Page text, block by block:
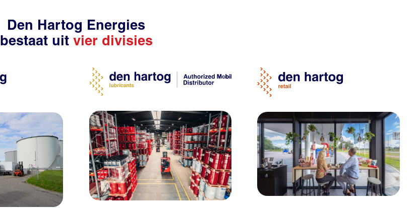
Den Hartog Energies
bestaat uit vier divisies